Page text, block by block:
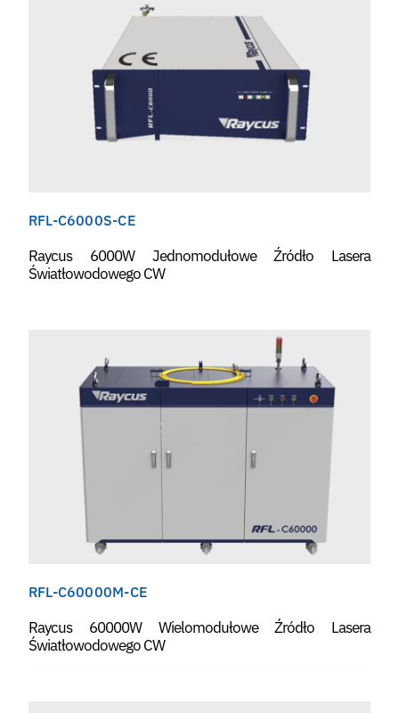
RFL-C6000S-CE
Raycus 6000W Jednomodułowe Źródło Lasera
Światłowodowego CW
RFL-C60000M-CE
Raycus 60000W Wielomodułowe Źródło Lasera
Światłowodowego CW